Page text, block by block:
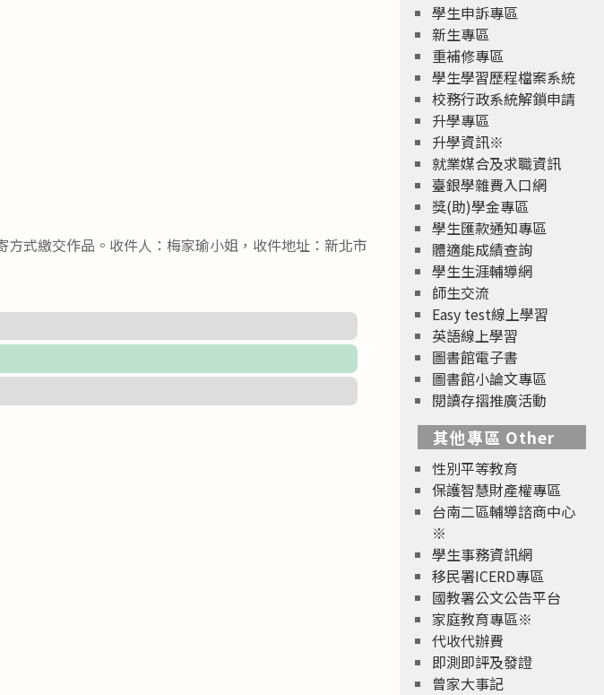
式繳交作品。收件人：梅家瑜小姐，收件地址：新北市
學生申訴專區
新生專區
重補修專區
學生學習歷程檔案系統
校務行政系統解鎖申請
升學專區
升學資訊※
就業媒合及求職資訊
臺銀學雜費入口網
獎(助)學金專區
學生匯款通知專區
體適能成績查詢
學生生涯輔導網
師生交流
Easy test線上學習
英語線上學習
圖書館電子書
圖書館小論文專區
閱讀存摺推廣活動
其他專區 Other
性別平等教育
保護智慧財產權專區
台南二區輔導諮商中心
※
學生事務資訊網
移民署ICERD專區
國教署公文公告平台
家庭教育專區※
代收代辦費
即測即評及發證
曾家大事記